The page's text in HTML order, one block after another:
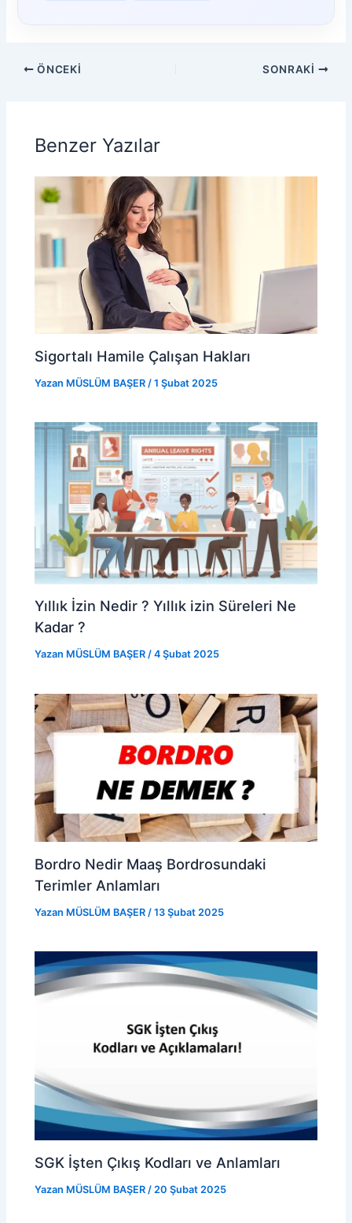
ÖNCEKI SONRAKI
Benzer Yazılar
Sigortalı Hamile Çalışan Hakları
Yazan MÜSLÜM BAŞER /1 Şubat 2025
Yıllık İzin Nedir ? Yıllık izin Süreleri Ne
Kadar ?
Yazan MÜSLÜM BAŞER/4 Şubat 2025
Bordro Nedir Maaş Bordrosundaki
Terimler Anlamları
Yazan MÜSLÜM BAŞER /13 Şubat 2025
SGK İşten Çıkış Kodları ve Anlamları
Yazan MÜSLÜM BAŞER / 20 Şubat 2025